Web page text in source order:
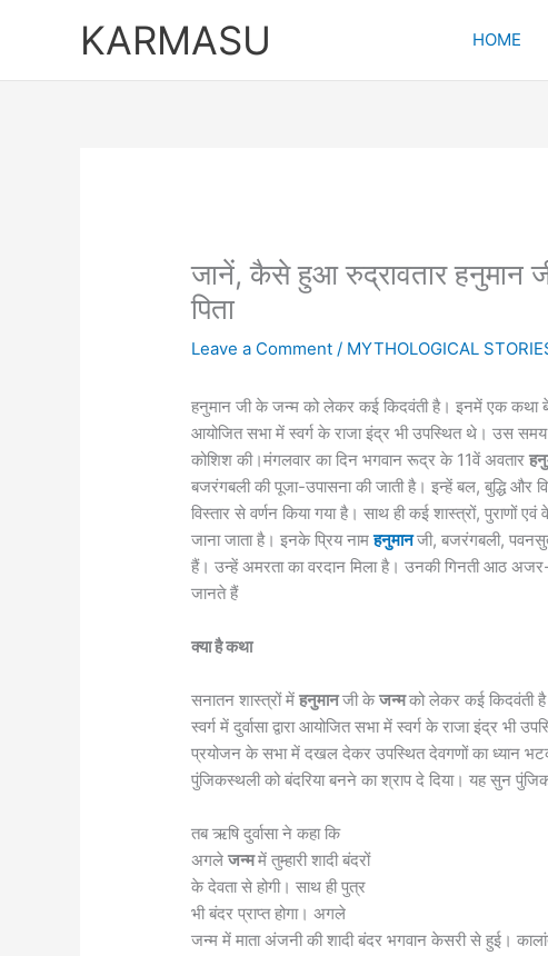
KARMASU HOME
जानें, कैसे हुआ रुद्रावतार हनुमान
पिता
Leave a Comment / MYTHOLOGICAL
हनुमान जी के जन्म को लेकर कई किदवंती है। इनमें एक कथा बेहद
आयोजित सभा में स्वर्ग के राजा इंद्र भी उपस्थित थे। उस
कोशिश की।मंगलवार का दिन भगवान रूद्र के 11वें अवतार
बजरंगबली की पूजा-उपासना की जाती है। इन्हें बल, बुद्धि और
विस्तार से वर्णन किया गया है। साथ ही कई शास्त्रों, पुराणों एवं
जाना जाता है। इनके प्रिय नामहनुमानजी, बजरंगबली,
हैं। उन्हें अमरता का वरदान मिला है। उनकी गिनती आठ
जानते हैं
क्या है कथा
सनातन शास्त्रों मेंहनुमानजी केजन्मको लेकर कई किदवंती
स्वर्ग में दुर्वासा द्वारा आयोजित सभा में स्वर्ग के राजा इंद्र
प्रयोजन के सभा में दखल देकर उपस्थित देवगणों का ध्यान
पुंजिकस्थली को बंदरिया बनने का श्राप दे दिया। यह सुन
तब ऋषि दुर्वासा ने कहा कि
अगलेजन्ममें तुम्हारी शादी बंदरों
के देवता से होगी। साथ ही पुत्र
भी बंदर प्राप्त होगा। अगले
जन्म में माता अंजनी की शादी बंदर भगवान केसरी से हुई।